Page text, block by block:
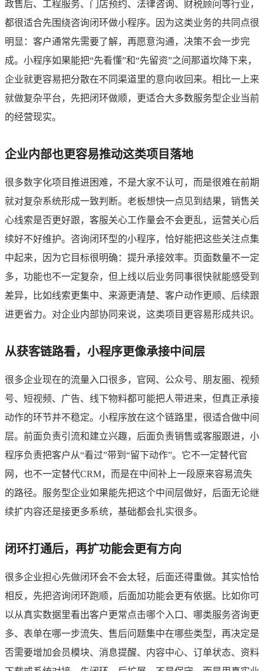
政售后、工程服务、门店预约、法律咨询、财税顾问等行业，
都很适合先围绕咨询闭环做小程序。因为这类业务的共同点很
明显：客户通常先需要了解，再愿意沟通，决策不会一步完
成。小程序如果能把“先看懂”和“先留资”之间那道坎降下来，
企业就更容易把分散在不同渠道里的意向收回来。相比一上来
就做复杂平台，先把闭环做顺，更适合大多数服务型企业当前
的经营现实。
企业内部也更容易推动这类项目落地
很多数字化项目推进困难，不是大家不认可，而是很难在前期
就对复杂系统形成一致判断。老板想快一点见到结果，销售关
心线索是否更好跟，客服关心工作量会不会更乱，运营关心后
续好不好维护。咨询闭环型的小程序，恰好能把这些关注点集
中起来，因为它目标很明确：提升承接效率。页面数量不一定
多，功能也不一定复杂，但上线以后业务同事很快就能感受到
差异，比如线索更集中、来源更清楚、客户动作更顺、后续跟
进更省力。对企业内部协同来说，这类项目更容易形成共识。
从获客链路看，小程序更像承接中间层
很多企业现在的流量入口很多，官网、公众号、朋友圈、视频
号、短视频、广告、线下物料都可能把人带进来，但真正承接
动作的环节并不稳定。小程序放在这个链路里，很适合做中间
层。前面负责引流和建立兴趣，后面负责销售或客服跟进，小
程序负责把客户从“看过”带到“留下动作”。它不一定替代官
网，也不一定替代CRM，而是在中间补上一段原来容易流失
的路径。服务型企业如果能先把这个中间层做好，后面无论继
续扩内容还是接更多系统，基础都会扎实很多。
闭环打通后，再扩功能会更有方向
很多企业担心先做闭环会不会太轻，后面还得重做。其实恰恰
相反，先把咨询闭环跑顺，后面加功能会更有依据。比如你可
以从真实数据里看出客户更常点击哪个入口、哪类服务咨询更
多、表单在哪一步流失、售后问题集中在哪些类型，再决定是
否需要增加会员模块、消息提醒、内容中心、订单状态、资料